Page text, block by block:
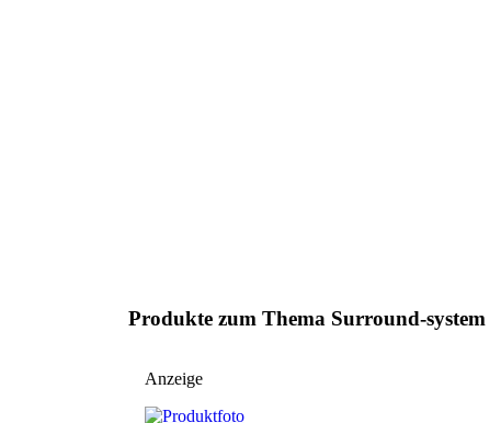
Produkte zum Thema Surround-system
Anzeige